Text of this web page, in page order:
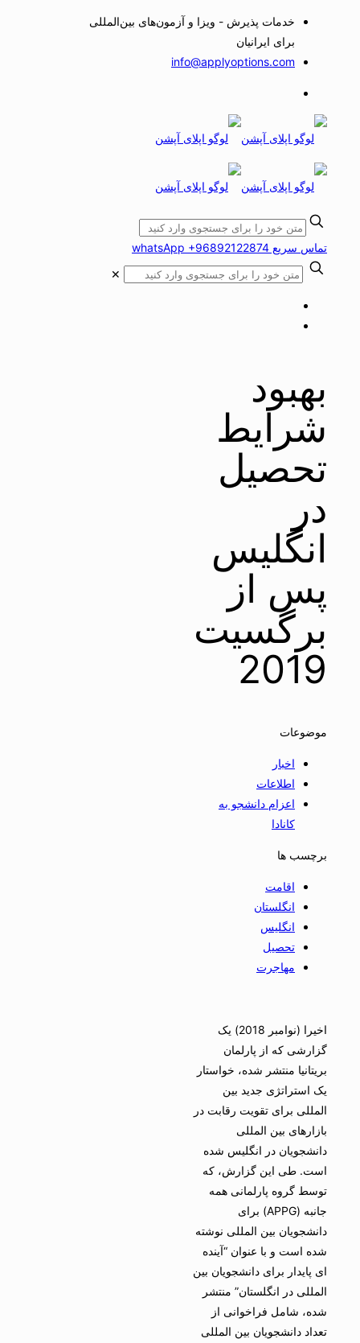
خدمات پذیرش - ویزا و آزمون‌های بین‌المللی
برای ایرانیان
info@applyoptions.com
تماس سریع whatsApp +96892122874
✕
بهبود
شرایط
تحصیل
در
انگلیس
پس از
برگسیت
2019
موضوعات
اخبار
اطلاعات
اعزام دانشجو به
کانادا
برچسب ها
اقامت
انگلستان
انگلیس
تحصیل
مهاجرت
اخیرا (نوامبر 2018) یک
گزارشی که از پارلمان
بریتانیا منتشر شده، خواستار
یک استراتژی جدید بین
المللی برای تقویت رقابت در
بازارهای بین المللی
دانشجویان در انگلیس شده
است. طی این گزارش، که
توسط گروه پارلمانی همه
جانبه (APPG) برای
دانشجویان بین المللی نوشته
شده است و با عنوان “آینده
ای پایدار برای دانشجویان بین
المللی در انگلستان” منتشر
شده، شامل فراخوانی از
تعداد دانشجویان بین المللی